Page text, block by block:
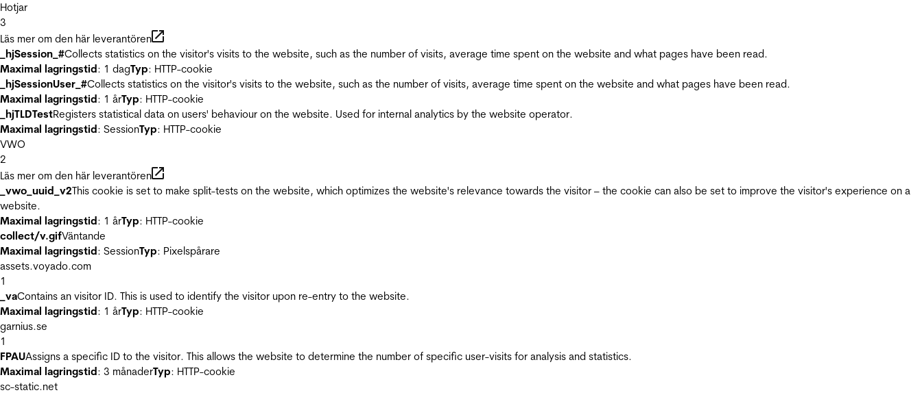
Hotjar
3
Läs mer om den här leverantören
_hjSession_#Collects statistics on the visitor's visits to the website, such as the number of visits, average time spent on the website and what pages have been read.
Maximal lagringstid: 1 dagTyp: HTTP-cookie
_hjSessionUser_#Collects statistics on the visitor's visits to the website, such as the number of visits, average time spent on the website and what pages have been read.
Maximal lagringstid: 1 årTyp: HTTP-cookie
_hjTLDTestRegisters statistical data on users' behaviour on the website. Used for internal analytics by the website operator.
Maximal lagringstid: SessionTyp: HTTP-cookie
VWO
2
Läs mer om den här leverantören
_vwo_uuid_v2This cookie is set to make split-tests on the website, which optimizes the website's relevance towards the visitor – the cookie can also be set to improve the visitor's experience on a
website.
Maximal lagringstid: 1 årTyp: HTTP-cookie
collect/v.gifVäntande
Maximal lagringstid: SessionTyp: Pixelspårare
assets.voyado.com
1
_vaContains an visitor ID. This is used to identify the visitor upon re-entry to the website.
Maximal lagringstid: 1 årTyp: HTTP-cookie
garnius.se
1
FPAUAssigns a specific ID to the visitor. This allows the website to determine the number of specific user-visits for analysis and statistics.
Maximal lagringstid: 3 månaderTyp: HTTP-cookie
sc-static.net